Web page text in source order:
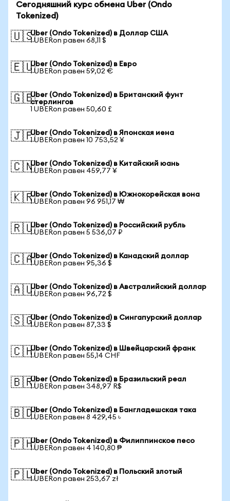
Сегодняшний курс обмена Uber (Ondo
Tokenized)
🇺🇸Uber (Ondo Tokenized) в Доллар США
1 UBERon равен 68,11 $
🇪🇺Uber (Ondo Tokenized) в Евро
1 UBERon равен 59,02 €
🇬🇧Uber (Ondo Tokenized) в Британский фунт
стерлингов
1 UBERon равен 50,60 £
🇯🇵Uber (Ondo Tokenized) в Японская иена
1 UBERon равен 10 753,52 ¥
🇨🇳Uber (Ondo Tokenized) в Китайский юань
1 UBERon равен 459,77 ¥
🇰🇷Uber (Ondo Tokenized) в Южнокорейская вона
1 UBERon равен 96 951,17 ₩
🇷🇺Uber (Ondo Tokenized) в Российский рубль
1 UBERon равен 5 536,07 ₽
🇨🇦Uber (Ondo Tokenized) в Канадский доллар
1 UBERon равен 95,36 $
🇦🇺Uber (Ondo Tokenized) в Австралийский доллар
1 UBERon равен 96,72 $
🇸🇬Uber (Ondo Tokenized) в Сингапурский доллар
1 UBERon равен 87,33 $
🇨🇭Uber (Ondo Tokenized) в Швейцарский франк
1 UBERon равен 55,14 CHF
🇧🇷Uber (Ondo Tokenized) в Бразильский реал
1 UBERon равен 348,97 R$
🇧🇩Uber (Ondo Tokenized) в Бангладешская така
1 UBERon равен 8 429,45 ৳
🇵🇭Uber (Ondo Tokenized) в Филиппинское песо
1 UBERon равен 4 140,80 ₱
🇵🇱Uber (Ondo Tokenized) в Польский злотый
1 UBERon равен 253,67 zł